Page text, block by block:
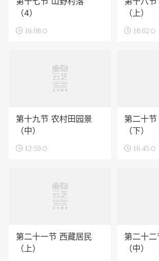
（4）
 16:08
（上）
 18:02
第十九节 农村田园景
（中）
 12:59
第二十
（下）
 16:45
第二十一节 西藏居民
（上）
第二十
（中）